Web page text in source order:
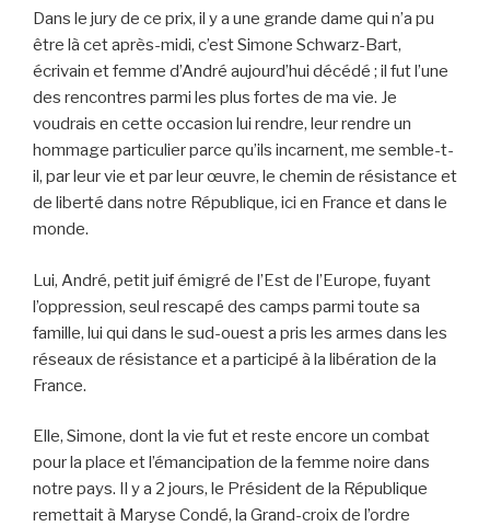
Dans le jury de ce prix, il y a une grande dame qui n’a pu
être là cet après-midi, c’est Simone Schwarz-Bart,
écrivain et femme d’André aujourd’hui décédé ; il fut l’une
des rencontres parmi les plus fortes de ma vie. Je
voudrais en cette occasion lui rendre, leur rendre un
hommage particulier parce qu’ils incarnent, me semble-t-
il, par leur vie et par leur œuvre, le chemin de résistance et
de liberté dans notre République, ici en France et dans le
monde.
Lui, André, petit juif émigré de l’Est de l’Europe, fuyant
l’oppression, seul rescapé des camps parmi toute sa
famille, lui qui dans le sud-ouest a pris les armes dans les
réseaux de résistance et a participé à la libération de la
France.
Elle, Simone, dont la vie fut et reste encore un combat
pour la place et l’émancipation de la femme noire dans
notre pays. Il y a 2 jours, le Président de la République
remettait à Maryse Condé, la Grand-croix de l’ordre